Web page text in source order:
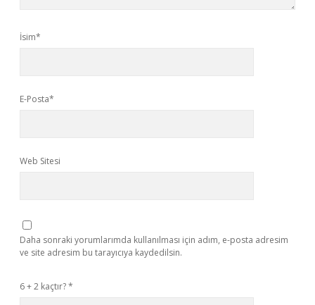
İsim*
E-Posta*
Web Sitesi
Daha sonraki yorumlarımda kullanılması için adım, e-posta adresim
ve site adresim bu tarayıcıya kaydedilsin.
6 + 2 kaçtır?*